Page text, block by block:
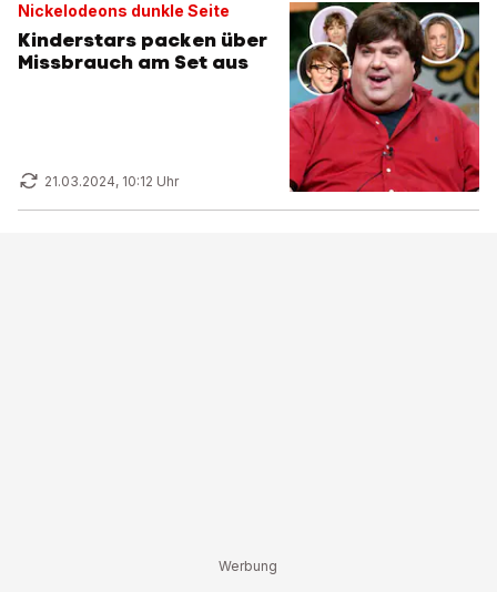
Nickelodeons dunkle Seite
Kinderstars packen über
Missbrauch am Set aus
21.03.2024, 10:12 Uhr